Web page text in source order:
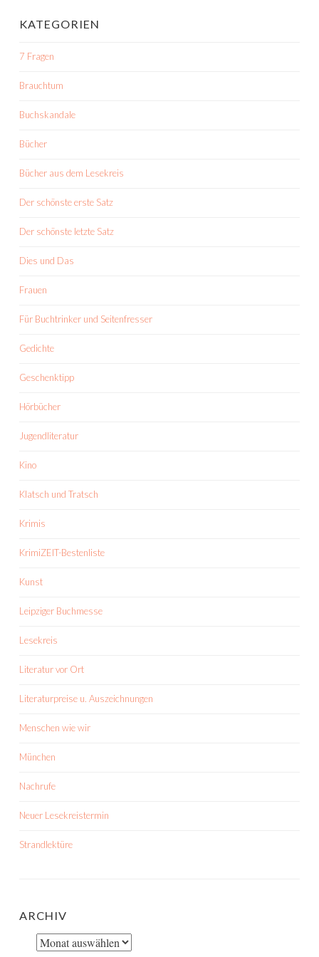
KATEGORIEN
7 Fragen
Brauchtum
Buchskandale
Bücher
Bücher aus dem Lesekreis
Der schönste erste Satz
Der schönste letzte Satz
Dies und Das
Frauen
Für Buchtrinker und Seitenfresser
Gedichte
Geschenktipp
Hörbücher
Jugendliteratur
Kino
Klatsch und Tratsch
Krimis
KrimiZEIT-Bestenliste
Kunst
Leipziger Buchmesse
Lesekreis
Literatur vor Ort
Literaturpreise u. Auszeichnungen
Menschen wie wir
München
Nachrufe
Neuer Lesekreistermin
Strandlektüre
ARCHIV
Archiv